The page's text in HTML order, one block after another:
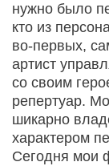
нужно было
кто из
во-первых,
артист
со своим
репертуар.
шикарно
характером
Сегодня мои